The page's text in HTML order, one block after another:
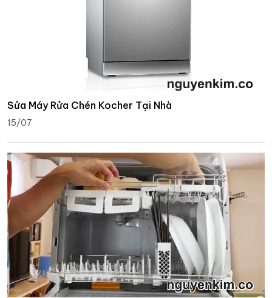
Sửa Máy Rửa Chén Kocher Tại Nhà
15/07